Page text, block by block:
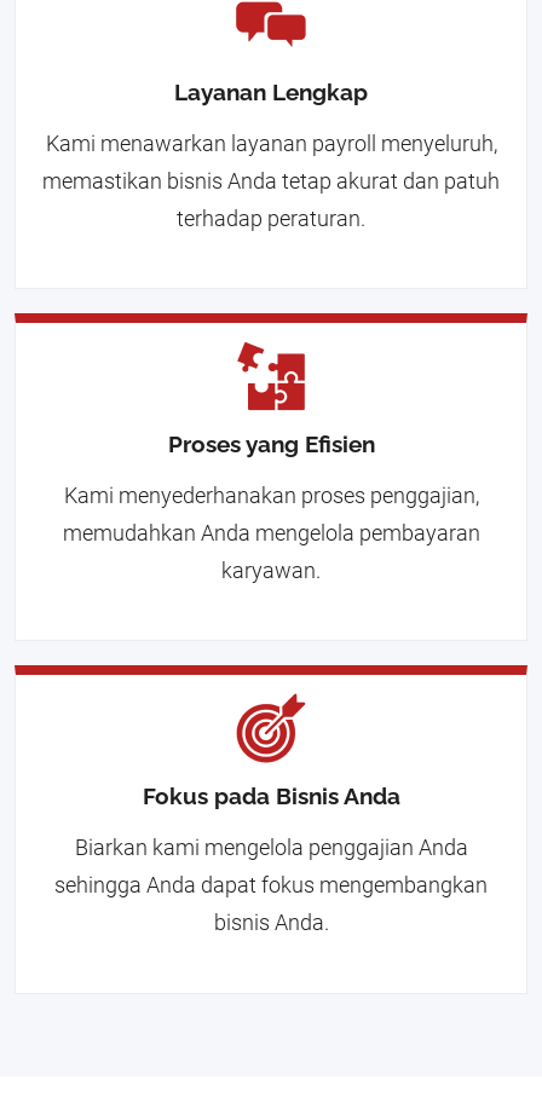
Layanan Lengkap
Kami menawarkan layanan payroll menyeluruh,
memastikan bisnis Anda tetap akurat dan patuh
terhadap peraturan.
Proses yang Efisien
Kami menyederhanakan proses penggajian,
memudahkan Anda mengelola pembayaran
karyawan.
Fokus pada Bisnis Anda
Biarkan kami mengelola penggajian Anda
sehingga Anda dapat fokus mengembangkan
bisnis Anda.